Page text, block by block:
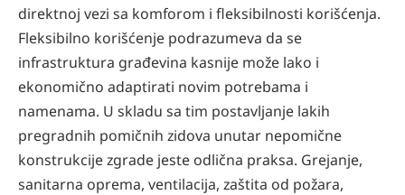
direktnoj vezi sa komforom i fleksibilnosti korišćenja.
Fleksibilno korišćenje podrazumeva da se
infrastruktura građevina kasnije može lako i
ekonomično adaptirati novim potrebama i
namenama. U skladu sa tim postavljanje lakih
pregradnih pomičnih zidova unutar nepomične
konstrukcije zgrade jeste odlična praksa. Grejanje,
sanitarna oprema, ventilacija, zaštita od požara,